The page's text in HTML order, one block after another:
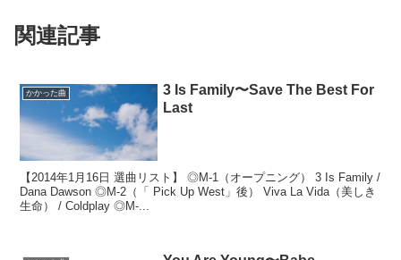
関連記事
かかった曲
3 Is Family〜Save The Best For
Last
【2014年1月16日 選曲リスト】 ◎M-1（オープニング） 3 Is Family /
Dana Dawson ◎M-2（「 Pick Up West」後） Viva La Vida（美しき
生命） / Coldplay ◎M-...